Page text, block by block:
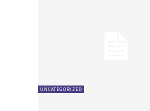
UNCATEGORIZED